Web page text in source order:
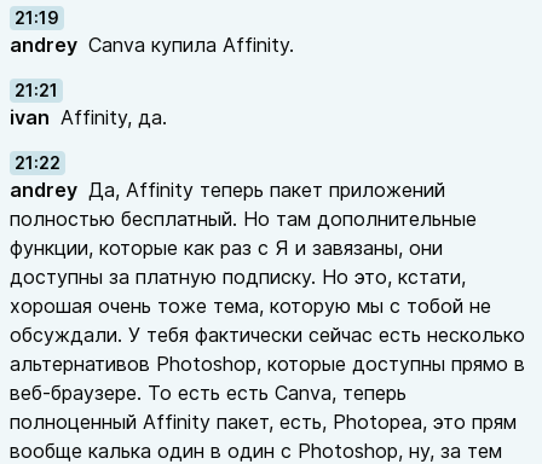
21:19
andrey Canva купила Affinity.
21:21
ivan Affinity, да.
21:22
andrey Да, Affinity теперь пакет приложений
полностью бесплатный. Но там дополнительные
функции, которые как раз с Я и завязаны, они
доступны за платную подписку. Но это, кстати,
хорошая очень тоже тема, которую мы с тобой не
обсуждали. У тебя фактически сейчас есть несколько
альтернативов Photoshop, которые доступны прямо в
веб-браузере. То есть есть Canva, теперь
полноценный Affinity пакет, есть, Photopea, это прям
вообще калька один в один с Photoshop, ну, за тем